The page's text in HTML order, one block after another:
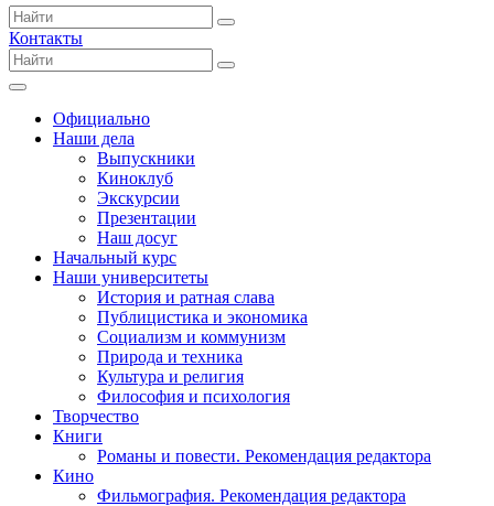
Контакты
Официально
Наши дела
Выпускники
Киноклуб
Экскурсии
Презентации
Наш досуг
Начальный курс
Наши университеты
История и ратная слава
Публицистика и экономика
Социализм и коммунизм
Природа и техника
Культура и религия
Философия и психология
Творчество
Книги
Романы и повести. Рекомендация редактора
Кино
Фильмография. Рекомендация редактора